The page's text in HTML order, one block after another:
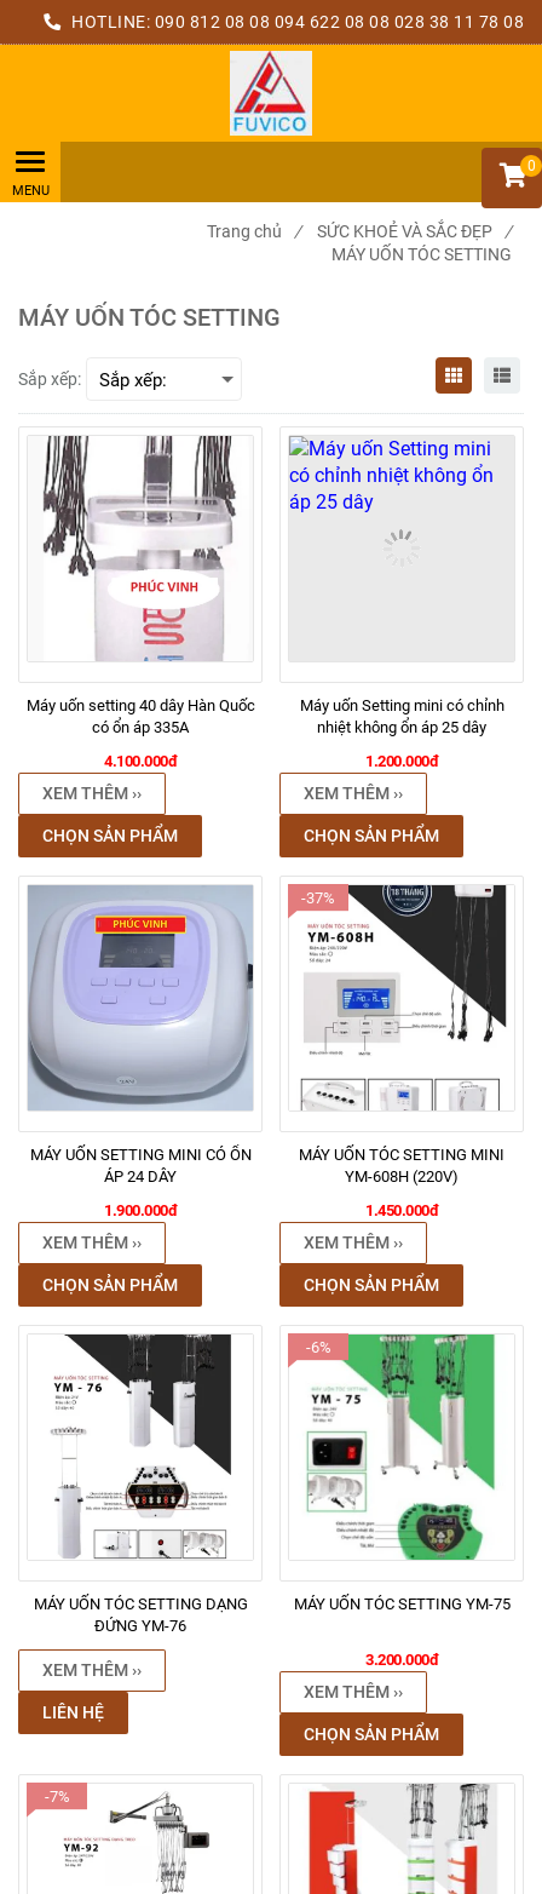
HOTLINE: 090 812 08 08 094 622 08 08 028 38 11 78 08
0
Trang chủ / SỨC KHOẺ VÀ SẮC ĐẸP
/
MÁY UỐN TÓC SETTING
MÁY UỐN TÓC SETTING
Sắp xếp:
Máy uốn setting 40 dây Hàn Quốc
có ổn áp 335A
4.100.000đ
XEM THÊM ››
CHỌN SẢN PHẨM
Máy uốn Setting mini có chỉnh
nhiệt không ổn áp 25 dây
1.200.000đ
XEM THÊM ››
CHỌN SẢN PHẨM
MÁY UỐN SETTING MINI CÓ ỔN
ÁP 24 DÂY
1.900.000đ
XEM THÊM ››
CHỌN SẢN PHẨM
-37%
MÁY UỐN TÓC SETTING MINI
YM-608H (220V)
1.450.000đ
XEM THÊM ››
CHỌN SẢN PHẨM
MÁY UỐN TÓC SETTING DẠNG
ĐỨNG YM-76
XEM THÊM ››
LIÊN HỆ
-6%
MÁY UỐN TÓC SETTING YM-75
3.200.000đ
XEM THÊM ››
CHỌN SẢN PHẨM
-7%